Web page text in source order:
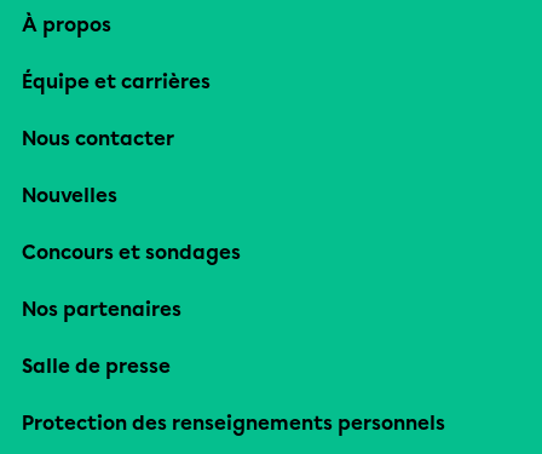
À propos
Équipe et carrières
Nous contacter
Nouvelles
Concours et sondages
Nos partenaires
Salle de presse
Protection des renseignements personnels